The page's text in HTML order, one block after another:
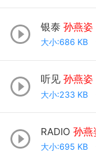
银泰 孙燕姿
大小:686 KB
听见 孙燕姿
大小:233 KB
RADIO 孙燕
大小:695 KB